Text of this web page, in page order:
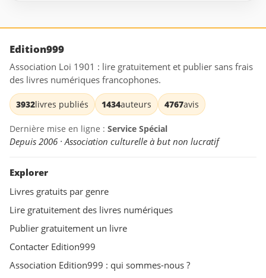
Edition999
Association Loi 1901 : lire gratuitement et publier sans frais
des livres numériques francophones.
3932livres publiés 1434auteurs 4767avis
Dernière mise en ligne : Service Spécial
Depuis 2006 · Association culturelle à but non lucratif
Explorer
Livres gratuits par genre
Lire gratuitement des livres numériques
Publier gratuitement un livre
Contacter Edition999
Association Edition999 : qui sommes-nous ?